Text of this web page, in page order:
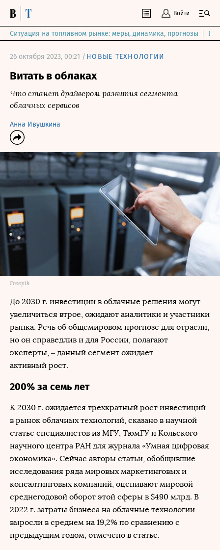
Войти
Ситуация на топливном рынке: меры, динамика, прогнозы
26 октября 2023, 00:21 / НОВЫЕ ТЕХНОЛОГИИ
Витать в облаках
Что станет драйвером развития сегмента
облачных сервисов
Анна Ивушкина
Freepik
До 2030 г. инвестиции в облачные решения могут
увеличиться втрое, ожидают аналитики и участники
рынка. Речь об общемировом прогнозе для отрасли,
но он справедлив и для России, полагают
эксперты, – данный сегмент ожидает
активный рост.
200% за семь лет
К 2030 г. ожидается трехкратный рост инвестиций
в рынок облачных технологий, сказано в научной
статье специалистов из МГУ, ТюмГУ и Кольского
научного центра РАН для журнала «Умная цифровая
экономика». Сейчас авторы статьи, обобщившие
исследования ряда мировых маркетинговых и
консалтинговых компаний, оценивают мировой
среднегодовой оборот этой сферы в $490 млрд. В
2022 г. затраты бизнеса на облачные технологии
выросли в среднем на 19,2% по сравнению с
предыдущим годом, отмечено в статье.